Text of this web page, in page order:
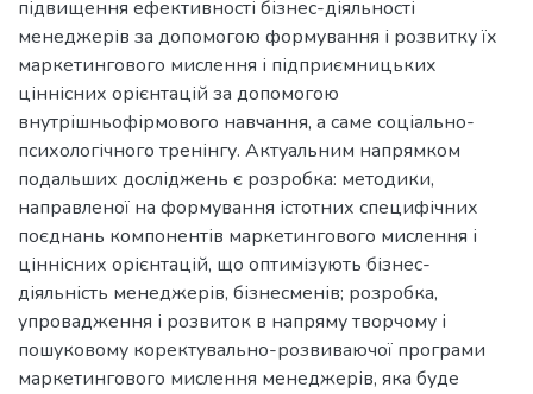
підвищення ефективності бізнес-діяльності
менеджерів за допомогою формування і розвитку їх
маркетингового мислення і підприємницьких
ціннісних орієнтацій за допомогою
внутрішньофірмового навчання, а саме соціально-
психологічного тренінгу. Актуальним напрямком
подальших досліджень є розробка: методики,
направленої на формування істотних специфічних
поєднань компонентів маркетингового мислення і
ціннісних орієнтацій, що оптимізують бізнес-
діяльність менеджерів, бізнесменів; розробка,
упровадження і розвиток в напряму творчому і
пошуковому коректувально-розвиваючої програми
маркетингового мислення менеджерів, яка буде